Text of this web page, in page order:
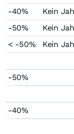
-40%
Kein
-50%
Kein
< -50%
Kein
-50%
-40%